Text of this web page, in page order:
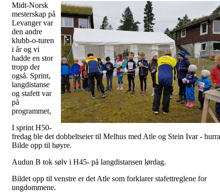
Midt-Norsk
mesterskap på
Levanger var
den andre
klubb-o-turen
i år og vi
hadde en stor
tropp der
også. Sprint,
langdistanse
og stafett var
på
programmet,
I sprint H50-
fredag ble det dobbeltseier til Melhus med Atle og Stein Ivar -
Bilde opp til høyre.
Audun B tok sølv i H45- på langdistansen lørdag.
Bildet opp til venstre er det Atle som forklarer stafettreglene for
ungdommene.